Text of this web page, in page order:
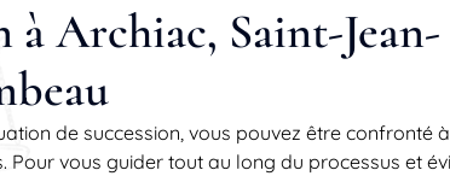
à Archiac, Saint-Jean-
de succession, vous pouvez être confronté
Pour vous guider tout au long du processus et